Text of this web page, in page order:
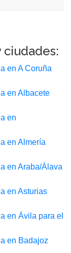
ciudades:
en A Coruña
en Albacete
en
en Almería
en Araba/Álava
en Asturias
en Ávila para el
en Badajoz